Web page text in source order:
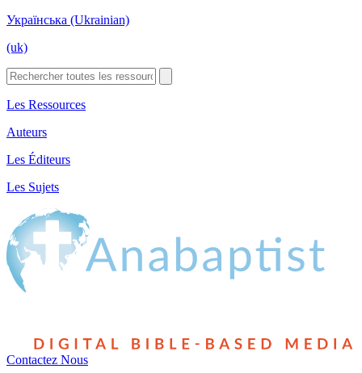
Українська (Ukrainian)
(uk)
Les Ressources
Auteurs
Les Éditeurs
Les Sujets
Contactez Nous